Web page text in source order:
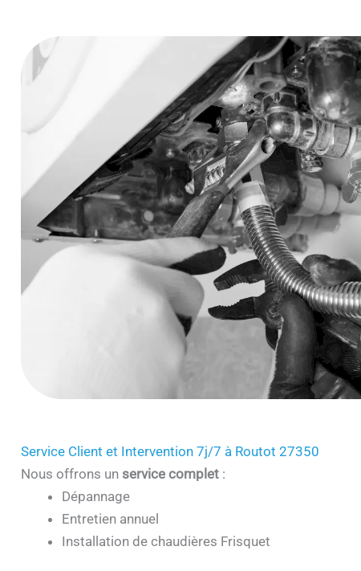
Service Client et Intervention 7j/7 à Routot 27350
Nous offrons un service complet:
Dépannage
Entretien annuel
Installation de chaudières Frisquet